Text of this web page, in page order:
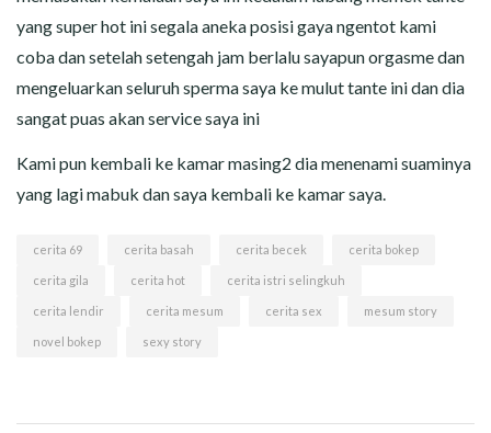
yang super hot ini segala aneka posisi gaya ngentot kami
coba dan setelah setengah jam berlalu sayapun orgasme dan
mengeluarkan seluruh sperma saya ke mulut tante ini dan dia
sangat puas akan service saya ini
Kami pun kembali ke kamar masing2 dia menenami suaminya
yang lagi mabuk dan saya kembali ke kamar saya.
cerita 69 cerita basah cerita becek cerita bokep
cerita gila cerita hot cerita istri selingkuh
cerita lendir cerita mesum cerita sex mesum story
novel bokep sexy story